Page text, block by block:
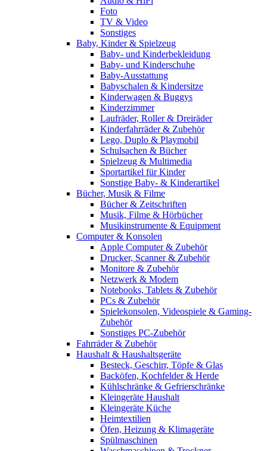
Foto
TV & Video
Sonstiges
Baby, Kinder & Spielzeug
Baby- und Kinderbekleidung
Baby- und Kinderschuhe
Baby-Ausstattung
Babyschalen & Kindersitze
Kinderwagen & Buggys
Kinderzimmer
Laufräder, Roller & Dreiräder
Kinderfahrräder & Zubehör
Lego, Duplo & Playmobil
Schulsachen & Bücher
Spielzeug & Multimedia
Sportartikel für Kinder
Sonstige Baby- & Kinderartikel
Bücher, Musik & Filme
Bücher & Zeitschriften
Musik, Filme & Hörbücher
Musikinstrumente & Equipment
Computer & Konsolen
Apple Computer & Zubehör
Drucker, Scanner & Zubehör
Monitore & Zubehör
Netzwerk & Modem
Notebooks, Tablets & Zubehör
PCs & Zubehör
Spielekonsolen, Videospiele & Gaming-
Zubehör
Sonstiges PC-Zubehör
Fahrräder & Zubehör
Haushalt & Haushaltsgeräte
Besteck, Geschirr, Töpfe & Glas
Backöfen, Kochfelder & Herde
Kühlschränke & Gefrierschränke
Kleingeräte Haushalt
Kleingeräte Küche
Heimtextilien
Öfen, Heizung & Klimageräte
Spülmaschinen